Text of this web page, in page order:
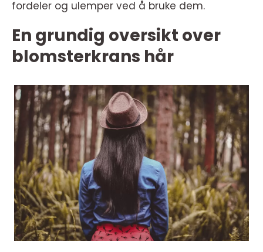
fordeler og ulemper ved å bruke dem.
En grundig oversikt over
blomsterkrans hår